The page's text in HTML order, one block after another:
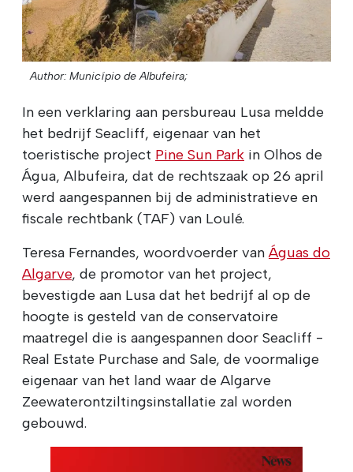
Author: Município de Albufeira;
In een verklaring aan persbureau Lusa meldde
het bedrijf Seacliff, eigenaar van het
toeristische project Pine Sun Park in Olhos de
Água, Albufeira, dat de rechtszaak op 26 april
werd aangespannen bij de administratieve en
fiscale rechtbank (TAF) van Loulé.
Teresa Fernandes, woordvoerder vanÁguas do
Algarve, de promotor van het project,
bevestigde aan Lusa dat het bedrijf al op de
hoogte is gesteld van de conservatoire
maatregel die is aangespannen door Seacliff -
Real Estate Purchase and Sale, de voormalige
eigenaar van het land waar de Algarve
Zeewaterontziltingsinstallatie zal worden
gebouwd.